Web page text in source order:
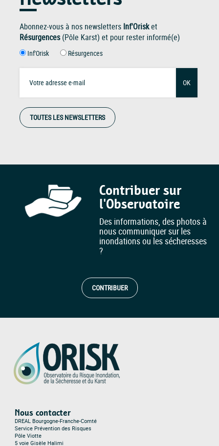
Abonnez-vous à nos newsletters Inf'Orisket
Résurgences(Pôle Karst) et pour rester informé(e)
Inf'Orisk Résurgences
OK
TOUTES LES NEWSLETTERS
Contribuer sur
l'Observatoire
Des informations, des photos à
nous communiquer sur les
inondations ou les sécheresses
?
CONTRIBUER
Nous contacter
DREAL Bourgogne-Franche-Comté
Service Prévention des Risques
Pôle Viotte
5 voie Gisèle Halimi